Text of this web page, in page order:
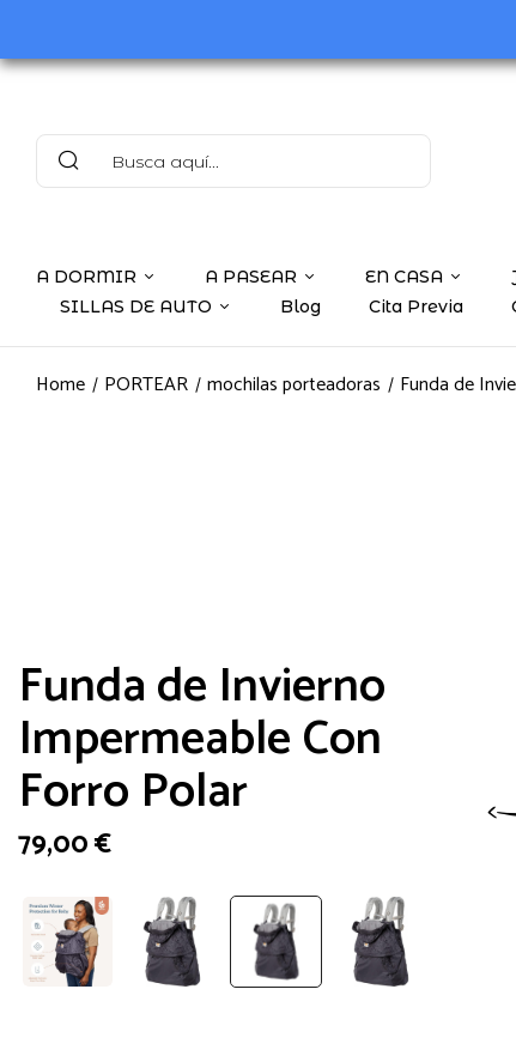
A DORMIR A PASEAR EN CASA
SILLAS DE AUTO
Blog Cita Previa
Home PORTEAR mochilas porteadoras Funda de
Funda de Invierno
Impermeable Con
Forro Polar
79,00€